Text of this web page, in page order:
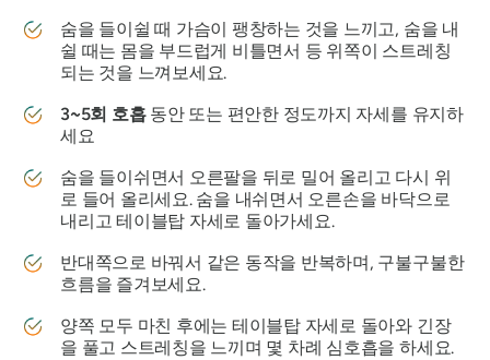
숨을 들이쉴 때 가슴이 팽창하는 것을 느끼고, 숨을 내
쉴 때는 몸을 부드럽게 비틀면서 등 위쪽이 스트레칭
되는 것을 느껴보세요.
3~5회 호흡동안 또는 편안한 정도까지 자세를 유지하
세요
숨을 들이쉬면서 오른팔을 뒤로 밀어 올리고 다시 위
로 들어 올리세요. 숨을 내쉬면서 오른손을 바닥으로
내리고 테이블탑 자세로 돌아가세요.
반대쪽으로 바꿔서 같은 동작을 반복하며, 구불구불한
흐름을 즐겨보세요.
양쪽 모두 마친 후에는 테이블탑 자세로 돌아와 긴장
을 풀고 스트레칭을 느끼며 몇 차례 심호흡을 하세요.